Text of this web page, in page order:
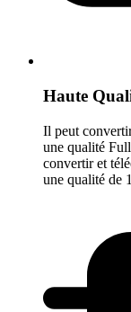
Haute
Il peut
une qualité
convertir et
une qualité de